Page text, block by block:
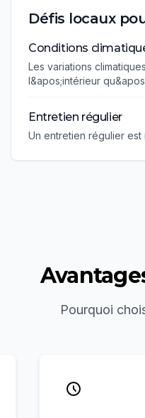
Défis locaux
Conditions
Les variations
l&apos;intérieur
Entretien régulier
Un entretien régulier
Pourquoi